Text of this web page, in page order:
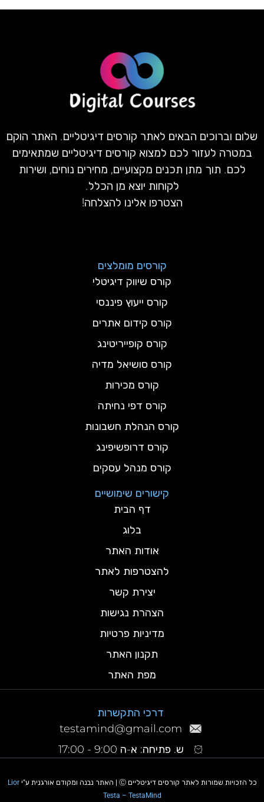
שלום וברוכים הבאים לאתר קורסים דיגיטליים. האתר הוקם
במטרה לעזור לכם למצוא קורסים דיגיטליים שמתאימים
לכם. תוך מתן תכנים מקצועיים, מחירים נוחים, ושירות
לקוחות יוצא מן הכלל.
הצטרפו אלינו להצלחה!
קורסים מומלצים
קורס שיווק דיגיטלי
קורס ייעוץ פיננסי
קורס קידום אתרים
קורס קופייריטינג
קורס סושיאל מדיה
קורס מכירות
קורס דפי נחיתה
קורס הנהלת חשבונות
קורס דרופשיפינג
קורס מנהל עסקים
קישורים שימושיים
דף הבית
בלוג
אודות האתר
להצטרפות לאתר
יצירת קשר
הצהרת נגישות
מדיניות פרטיות
תקנון האתר
מפת האתר
דרכי התקשרות
testamind@gmail.com
ש. פתיחה: א-ה 9:00 - 17:00
כל הזכויות שמורות לאתר קורסים דיגיטליים Ⓒ | האתר נבנה ומקודם אורגנית ע"י
Lior
Testa – TestaMind